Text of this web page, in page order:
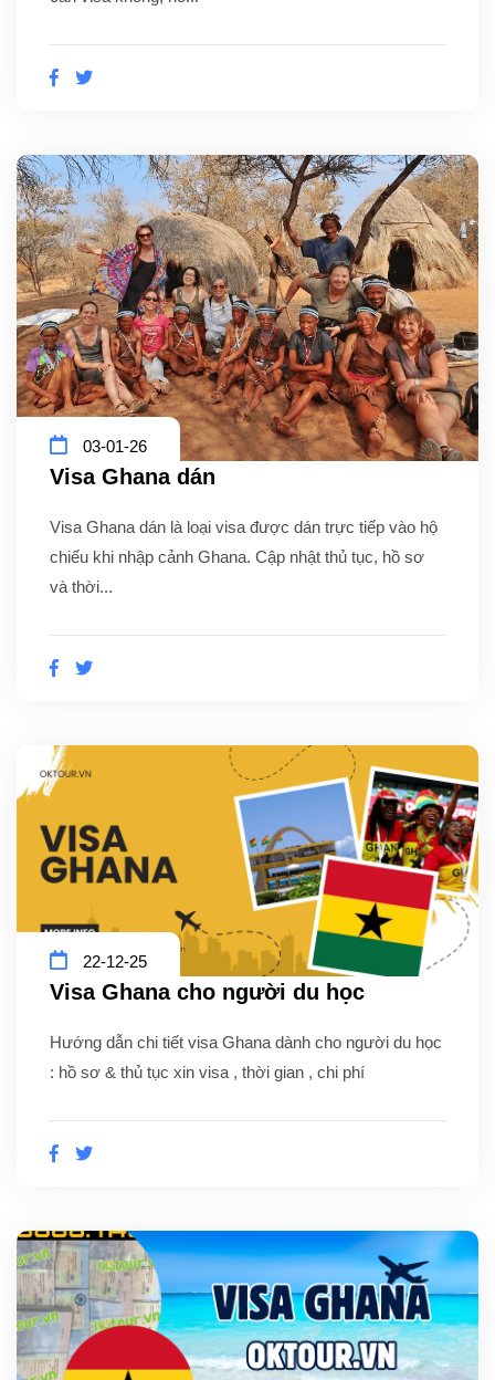
03-01-26
Visa Ghana dán
Visa Ghana dán là loại visa được dán trực tiếp vào hộ
chiếu khi nhập cảnh Ghana. Cập nhật thủ tục, hồ sơ
và thời...
22-12-25
Visa Ghana cho người du học
Hướng dẫn chi tiết visa Ghana dành cho người du học
: hồ sơ & thủ tục xin visa , thời gian , chi phí